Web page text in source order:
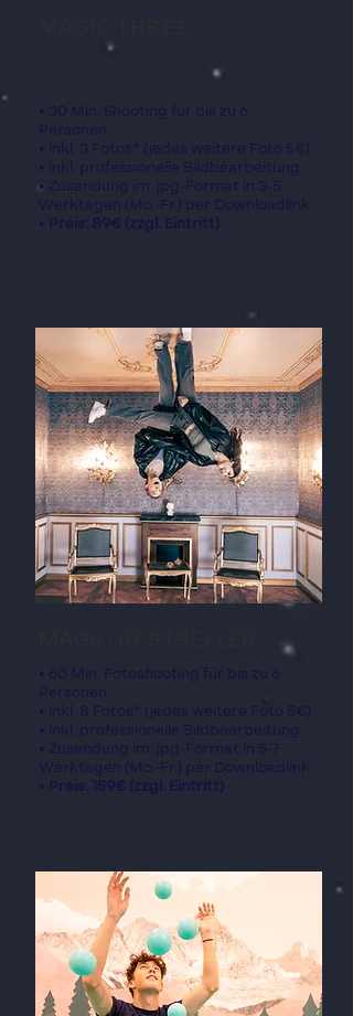
• 30 Min. Shooting für bis zu 6
Personen
• inkl. 3 Fotos* (jedes weitere Foto 5€)
• inkl. professionelle Bildbearbeitung
• Zusendung im .jpg-Format in 3-5
Werktagen (Mo.-Fr.) per Downloadlink
• Preis: 89€ (zzgl. Eintritt)
• 60 Min. Fotoshooting für bis zu 6
Personen
• inkl. 8 Fotos* (jedes weitere Foto 5€)
• inkl. professionelle Bildbearbeitung
• Zusendung im .jpg-Format in 5-7
Werktagen (Mo.-Fr.) per Downloadlink
• Preis: 159€ (zzgl. Eintritt)